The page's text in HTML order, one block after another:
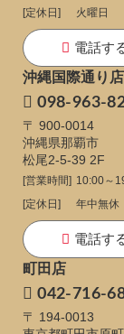
[定休日]
火曜日
電話す
沖縄国際通り店
098-963-
〒 900-0014
沖縄県那覇市
松尾2-5-39 2F
[営業時間] 10:00～
[定休日]
年中無休
電話す
町田店
042-716-
〒 194-0013